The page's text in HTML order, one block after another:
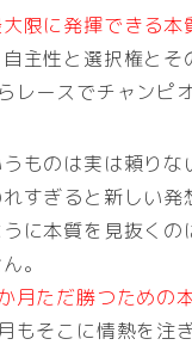
限に発揮できる
自主性と選択権と
レースでチャンピ
うものは実は頼りな
すぎると新しい発
に本質を見抜く
。
月ただ勝つための
もそこに情熱を注